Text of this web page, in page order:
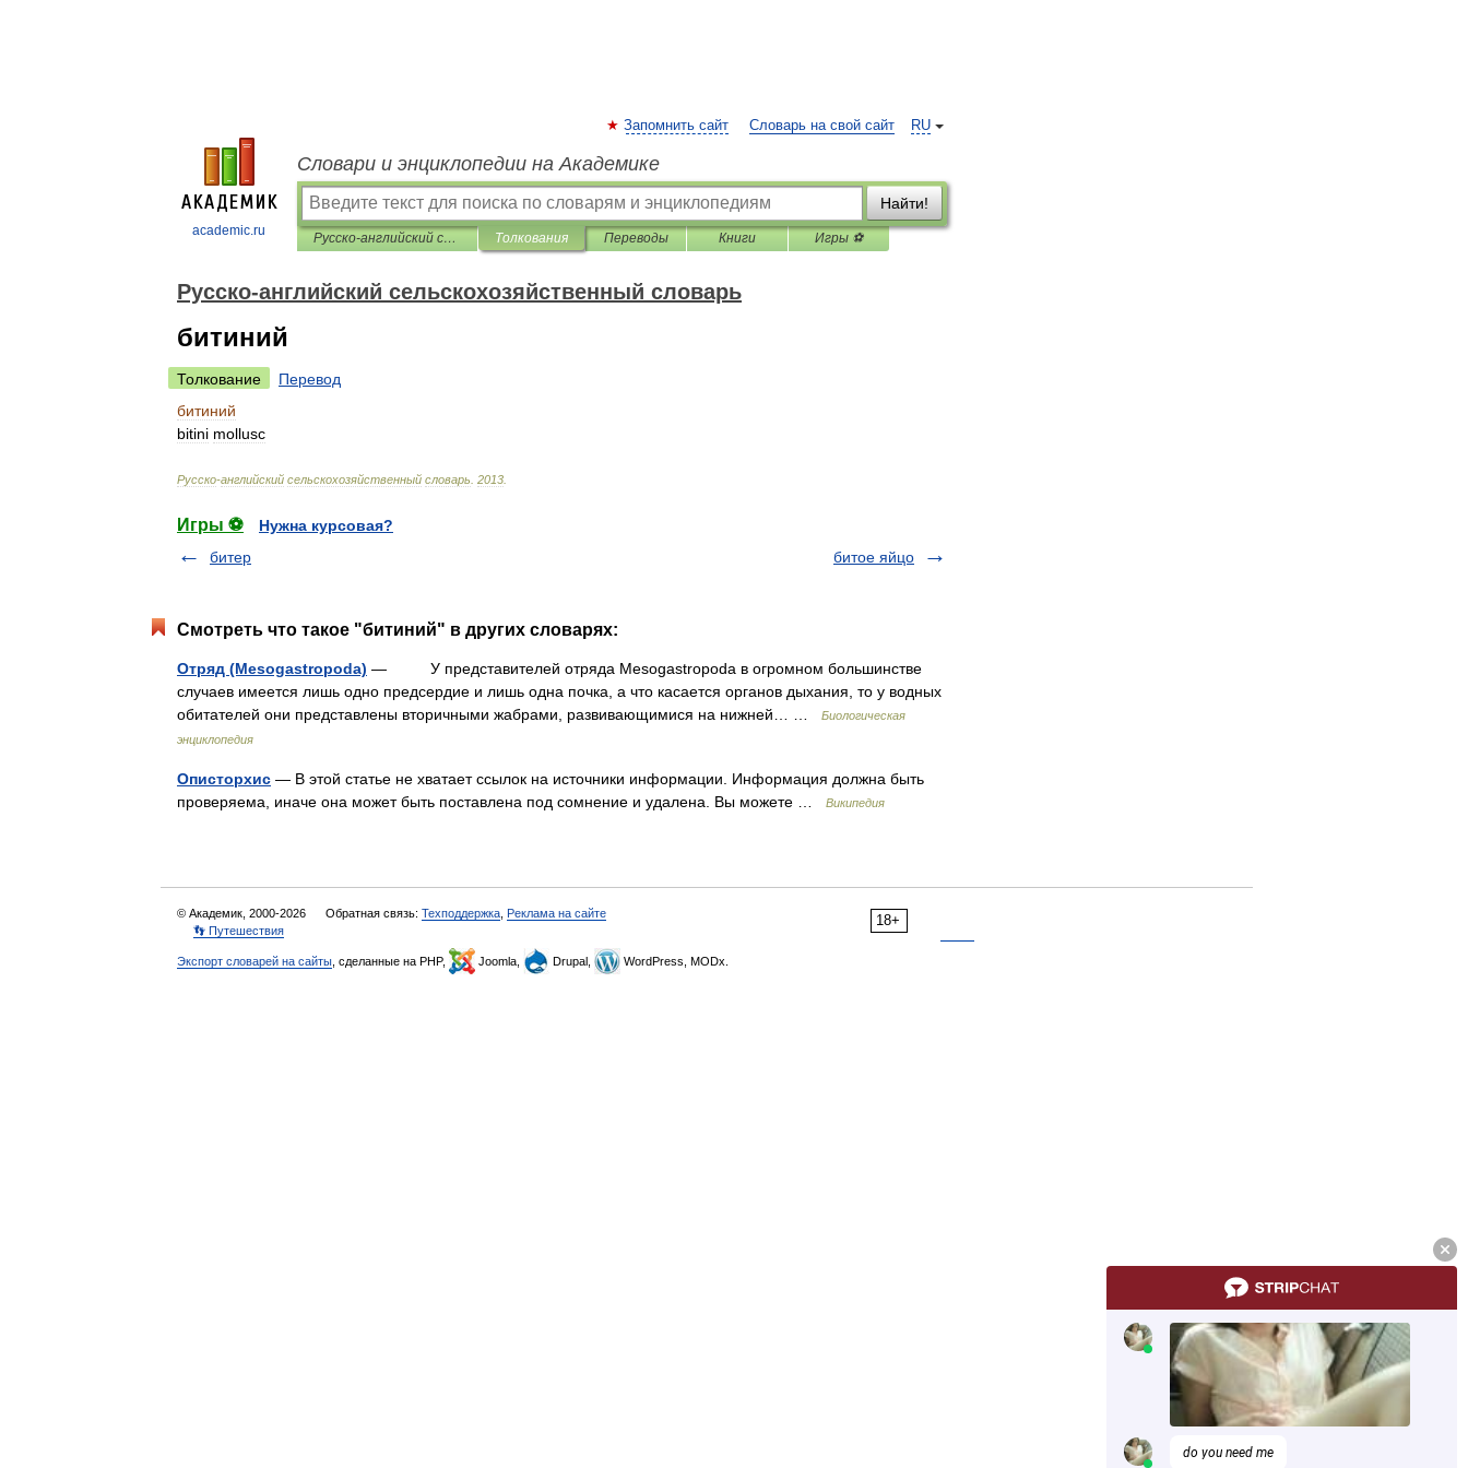
academic.ru
RU
Запомнить сайт Словарь на свой сайт
Словари и энциклопедии на Академике
Найти!
Русско-английский сельскохозяйственный словарь Толкования Переводы Книги Игры ⚽
Русско-английский сельскохозяйственный словарь
битиний
Толкование
Перевод
битиний
bitini mollusc
Русско-английский сельскохозяйственный словарь 2013
Игры ⚽
Нужна курсовая?
битер
битое яйцо
Смотреть что такое "битиний" в других словарях:
Отряд (Mesogastropoda) — У представителей отряда Mesogastropoda в огромном большинстве
случаев имеется лишь одно предсердие и лишь одна почка, а что касается органов дыхания, то у водных
обитателей они представлены вторичными жабрами, развивающимися на нижней… …
Биологическая
энциклопедия
Описторхис — В этой статье не хватает ссылок на источники информации. Информация должна быть
проверяема, иначе она может быть поставлена под сомнение и удалена. Вы можете …
Википедия
18+
© Академик, 2000-2026 Обратная связь: Техподдержка Реклама на сайте
👣 Путешествия
Экспорт словарей на сайты , сделанные на PHP, Joomla, Drupal, WordPress, MODx.